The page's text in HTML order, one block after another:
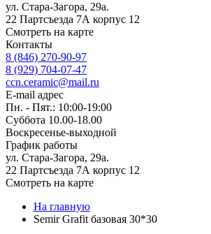
ул. Стара-Загора, 29а.
22 Партсъезда 7А корпус 12
Смотреть на карте
Контакты
8 (846) 270-90-97
8 (929) 704-07-47
ccn.ceramic@mail.ru
E-mail адрес
Пн. - Пят.: 10:00-19:00
Суббота 10.00-18.00
Воскресенье-выходной
График работы
ул. Стара-Загора, 29а.
22 Партсъезда 7А корпус 12
Смотреть на карте
На главную
Semir Grafit базовая 30*30